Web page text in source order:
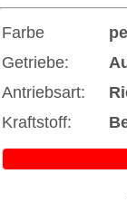
Farbe
Getriebe:
Antriebsart:
Kraftstoff: